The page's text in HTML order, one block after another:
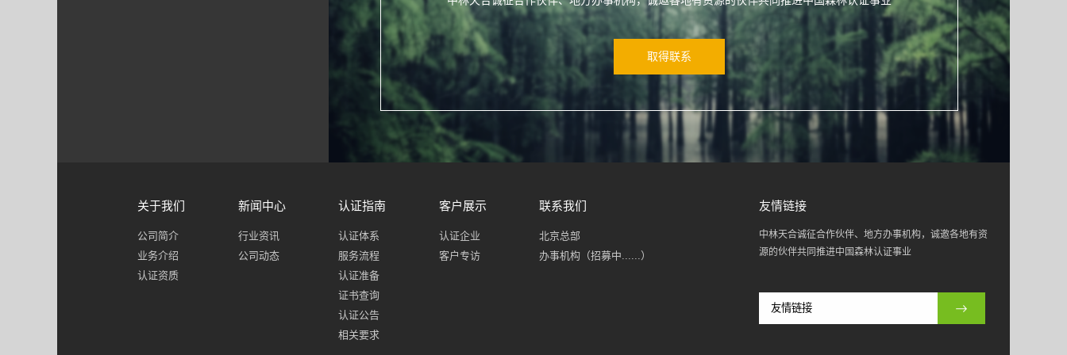
取得联系
关于我们
公司简介
业务介绍
认证资质
新闻中心
行业资讯
公司动态
认证指南
认证体系
服务流程
认证准备
证书查询
认证公告
相关要求
客户展示
认证企业
客户专访
联系我们
北京总部
办事机构（招募中......）
友情链接
中林天合诚征合作伙伴、地方办事机构，诚邀各地有资
源的伙伴共同推进中国森林认证事业